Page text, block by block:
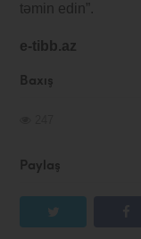
Baxış
Paylaş
təmin edin”.
e-tibb.az